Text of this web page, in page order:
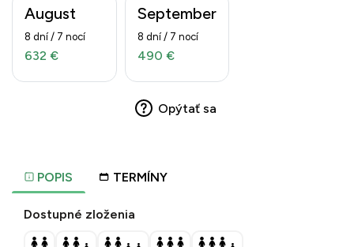
POPIS TERMÍNY
Dostupné zloženia
August
8 dní / 7 nocí
632 €
September
8 dní / 7 nocí
490 €
Opýtať sa